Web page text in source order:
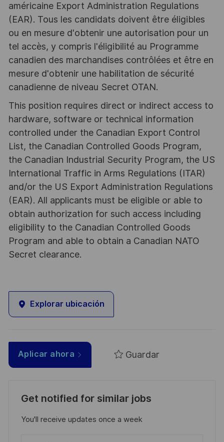
américaine Export Administration Regulations
(EAR). Tous les candidats doivent être éligibles
ou en mesure d'obtenir une autorisation pour un
tel accès, y compris l'éligibilité au Programme
canadien des marchandises contrôlées et être en
mesure d'obtenir une habilitation de sécurité
canadienne de niveau Secret OTAN.
This position requires direct or indirect access to
hardware, software or technical information
controlled under the Canadian Export Control
List, the Canadian Controlled Goods Program,
the Canadian Industrial Security Program, the US
International Traffic in Arms Regulations (ITAR)
and/or the US Export Administration Regulations
(EAR). All applicants must be eligible or able to
obtain authorization for such access including
eligibility to the Canadian Controlled Goods
Program and able to obtain a Canadian NATO
Secret clearance.
Explorar ubicación
Aplicar ahora Guardar
Get notified for similar jobs
You'll receive updates once a week